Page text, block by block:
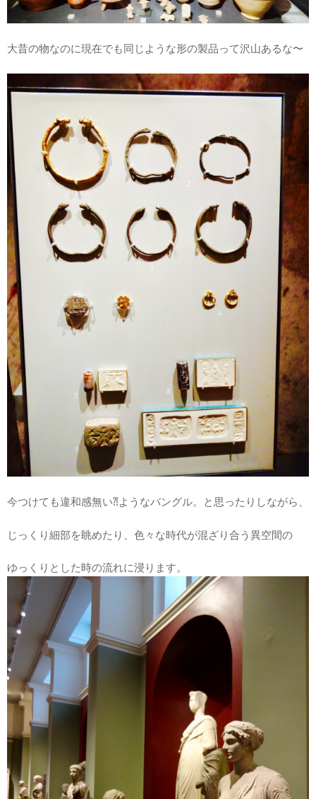
大昔の物なのに現在でも同じような形の製品って沢山あるな〜
今つけても違和感無い⁈ようなバングル。と思ったりしながら、
じっくり細部を眺めたり、色々な時代が混ざり合う異空間の
ゆっくりとした時の流れに浸ります。